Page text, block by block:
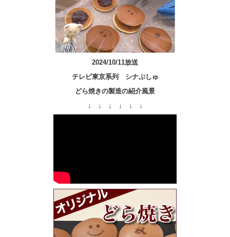
2024/10/11放送
テレビ東京系列 シナぷしゅ
どら焼きの製造の紹介風景
↓ ↓ ↓ ↓ ↓ ↓